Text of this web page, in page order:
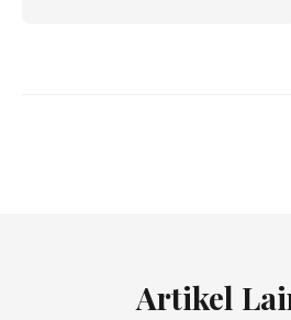
Artikel